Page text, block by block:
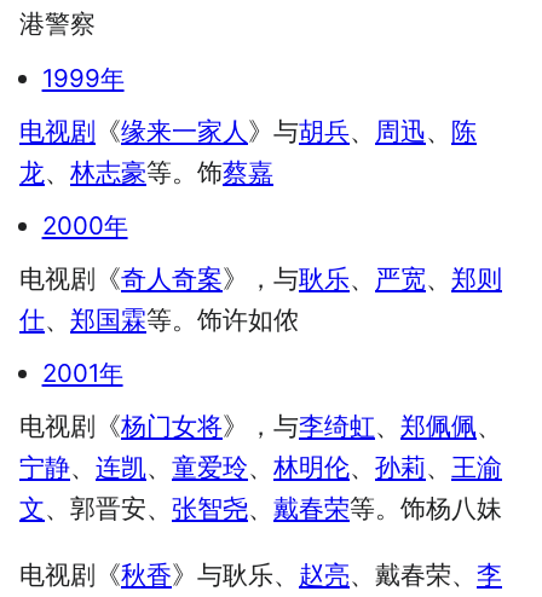
港警察
1999年
电视剧 《缘来一家人 》与胡兵、 周迅、 陈
龙、 林志豪等。饰蔡嘉
2000年
电视剧《奇人奇案》，与耿乐、 严宽、 郑则
仕、 郑国霖等。饰许如侬
2001年
电视剧《杨门女将》，与李绮虹、 郑佩佩、
宁静、 连凯、 童爱玲、 林明伦、 孙莉、 王渝
文、郭晋安、 张智尧、 戴春荣等。饰杨八妹
电视剧《秋香》与耿乐、 赵亮、戴春荣、 李